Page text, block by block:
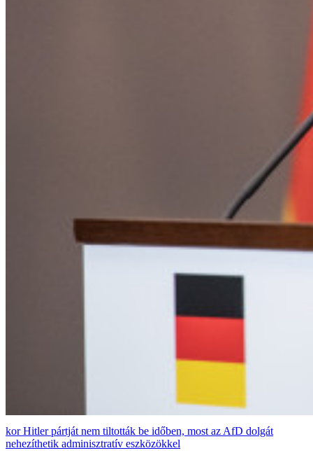
Hitler pártját nem tiltották be időben, most az AfD dolgát
nehezíthetik adminisztratív eszközökkel